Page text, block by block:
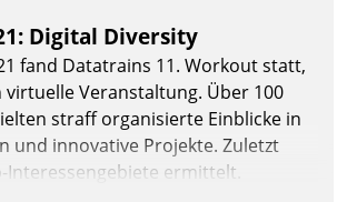
und -Digital Diversity
fand Datatrains 11. Workout statt,
virtuelle Veranstaltung. Über 100
straff organisierte Einblicke in
und innovative Projekte. Zuletzt
Interessengebiete ermittelt.